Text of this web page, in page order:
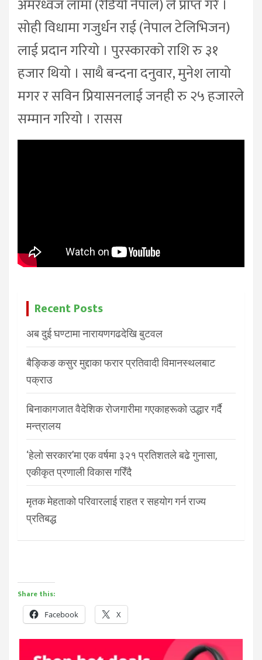
अमरध्वज लामा (रेडियो नेपाल) ले प्राप्त गरे ।
सोही विधामा गजुर्धन राई (नेपाल टेलिभिजन)
लाई प्रदान गरियो । पुरस्कारको राशि रु ३१
हजार थियो । साथै बन्दना दनुवार, मुनेश लायो
मगर र सविन प्रियासनलाई जनही रु २५ हजारले
सम्मान गरियो । रासस
Recent Posts
अब दुई घण्टामा नारायणगढदेखि बुटवल
बैङ्किङ कसुर मुद्दाका फरार प्रतिवादी विमानस्थलबाट
पक्राउ
बिनाकागजात वैदेशिक रोजगारीमा गएकाहरूको उद्धार गर्दै
मन्त्रालय
‘हेलो सरकार’मा एक वर्षमा ३२१ प्रतिशतले बढे गुनासा,
एकीकृत प्रणाली विकास गरिँदै
मृतक मेहताको परिवारलाई राहत र सहयोग गर्न राज्य
प्रतिबद्ध
Share this:
Facebook X